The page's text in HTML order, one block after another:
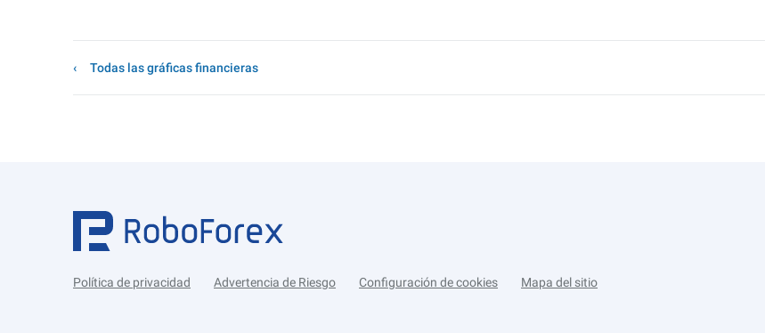
Todas las gráficas financieras
Política de privacidad Advertencia de Riesgo Configuración de cookies Mapa del sitio